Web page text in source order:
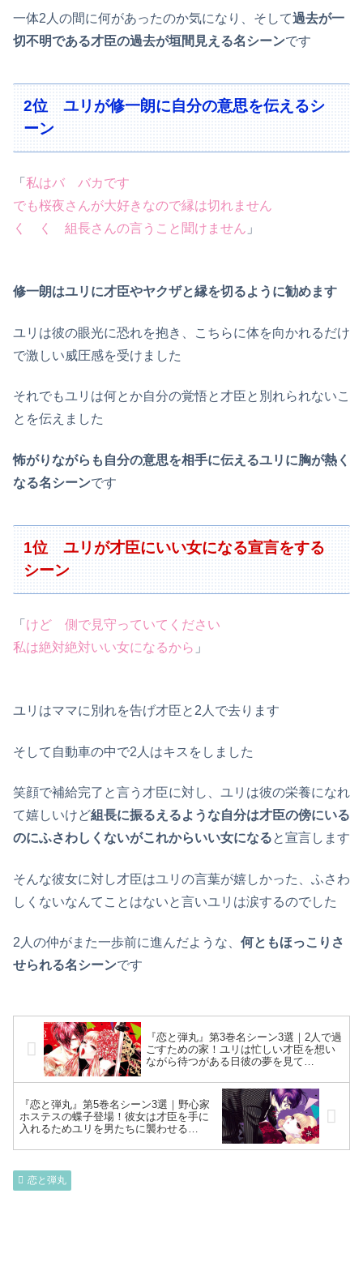
一体2人の間に何があったのか気になり、そして過去が一
切不明である才臣の過去が垣間見える名シーンです
2位 ユリが修一朗に自分の意思を伝えるシ
ーン
「 私はバ バカです
でも桜夜さんが大好きなので縁は切れません
く く 組長さんの言うこと聞けません 」
修一朗はユリに才臣やヤクザと縁を切るように勧めます
ユリは彼の眼光に恐れを抱き、こちらに体を向かれるだけ
で激しい威圧感を受けました
それでもユリは何とか自分の覚悟と才臣と別れられないこ
とを伝えました
怖がりながらも自分の意思を相手に伝えるユリに胸が熱く
なる名シーンです
1位 ユリが才臣にいい女になる宣言をする
シーン
「 けど 側で見守っていてください
私は絶対絶対いい女になるから 」
ユリはママに別れを告げ才臣と2人で去ります
そして自動車の中で2人はキスをしました
笑顔で補給完了と言う才臣に対し、ユリは彼の栄養になれ
て嬉しいけど組長に振るえるような自分は才臣の傍にいる
のにふさわしくないがこれからいい女になると宣言します
そんな彼女に対し才臣はユリの言葉が嬉しかった、ふさわ
しくないなんてことはないと言いユリは涙するのでした
2人の仲がまた一歩前に進んだような、 何ともほっこりさ
せられる名シーンです
『恋と弾丸』第3巻名シーン3選｜2人で過
ごすための家！ユリは忙しい才臣を想い
ながら待つがある日彼の夢を見て…
『恋と弾丸』第5巻名シーン3選｜野心家
ホステスの蝶子登場！彼女は才臣を手に
入れるためユリを男たちに襲わせる…
恋と弾丸